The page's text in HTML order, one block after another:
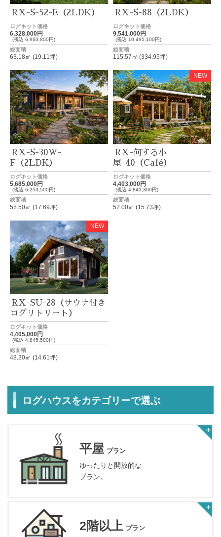
RX-S-52-E（2LDK）
ログキット価格
6,328,000円
(税込 6,960,800円)
総面積
63.18㎡ (19.11坪)
RX-S-88（2LDK）
ログキット価格
9,541,000円
(税込 10,495,100円)
総面積
115.57㎡ (334.95坪)
RX-S-30W-
F（2LDK）
ログキット価格
5,685,000円
(税込 6,253,500円)
総面積
58.50㎡ (17.69坪)
NEW
RX-何する小
屋-40（Café）
ログキット価格
4,403,000円
(税込 4,843,300円)
総面積
52.00㎡ (15.73坪)
NEW
RX-SU-28（サウナ付き
ログリトリート）
ログキット価格
4,405,000円
(税込 4,845,500円)
総面積
48.30㎡ (14.61坪)
ログハウスをカテゴリーで選ぶ
平屋 プラン
ゆったりと開放的な
プラン。
2階以上 プラン